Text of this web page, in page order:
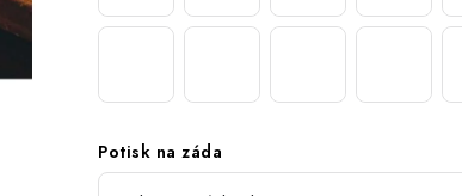
Potisk na záda